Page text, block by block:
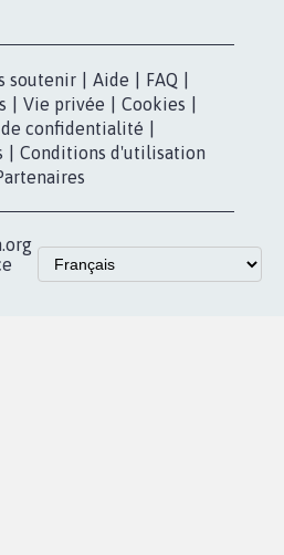
soutenir Aide FAQ
Vie privée Cookies
confidentialité
Conditions d'utilisation